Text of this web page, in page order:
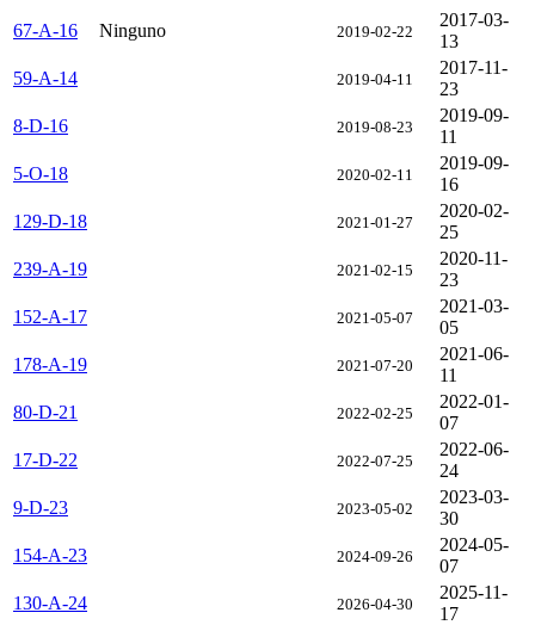
67-A-16
Ninguno 2019-02-22
2017-03-
13
59-A-14
2019-04-11
2017-11-
23
8-D-16
2019-08-23
2019-09-
11
5-O-18
2020-02-11
2019-09-
16
129-D-18
2021-01-27
2020-02-
25
239-A-19
2021-02-15
2020-11-
23
152-A-17
2021-05-07
2021-03-
05
178-A-19
2021-07-20
2021-06-
11
80-D-21
2022-02-25
2022-01-
07
17-D-22
2022-07-25
2022-06-
24
9-D-23
2023-05-02
2023-03-
30
154-A-23
2024-09-26
2024-05-
07
130-A-24
2026-04-30
2025-11-
17